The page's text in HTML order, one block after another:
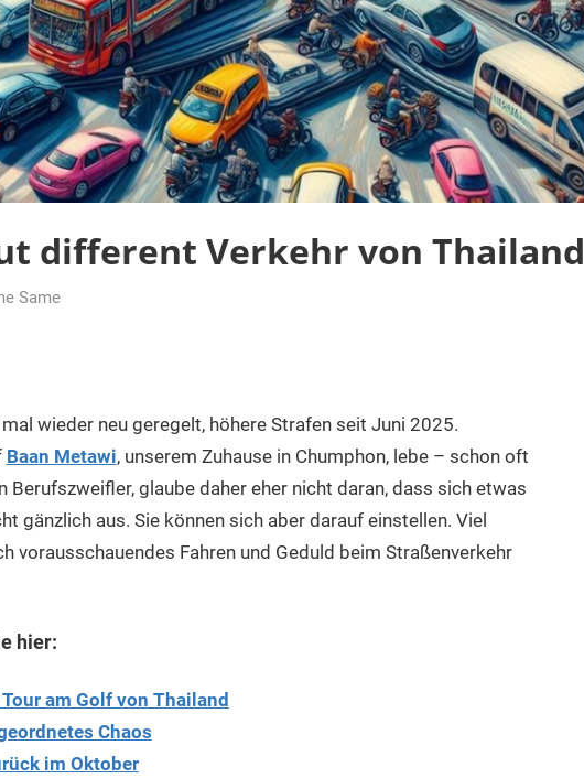
different Verkehr von Thailand
Same
wieder neu geregelt, höhere Strafen seit Juni 2025.
Baan Metawi, unserem Zuhause in Chumphon, lebe – schon oft
Berufszweifler, glaube daher eher nicht daran, dass sich etwas
gänzlich aus. Sie können sich aber darauf einstellen. Viel
vorausschauendes Fahren und Geduld beim Straßenverkehr
hier:
am Golf von Thailand
Chaos
im Oktober